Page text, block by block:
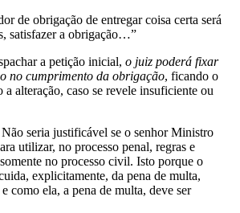
de obrigação de entregar coisa certa será
satisfazer a obrigação…”
a petição inicial, o juiz poderá fixar
no cumprimento da obrigação, ficando o
alteração, caso se revele insuficiente ou
seria justificável se o senhor Ministro
utilizar, no processo penal, regras e
no processo civil. Isto porque o
explicitamente, da pena de multa,
como ela, a pena de multa, deve ser